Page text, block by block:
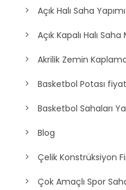
Açık Halı Saha Yapımı
Açık Kapalı Halı
Akrilik Zemin
Basketbol Potası
Basketbol Sahaları
Blog
Çelik Konstrüksiyon
Çok Amaçlı Spor